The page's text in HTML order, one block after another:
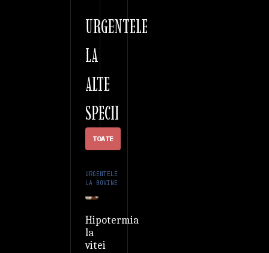
URGENTELE
LA
ALTE
SPECII
TOATE
URGENTELE
LA BOVINE
Hipotermia
la
vitei